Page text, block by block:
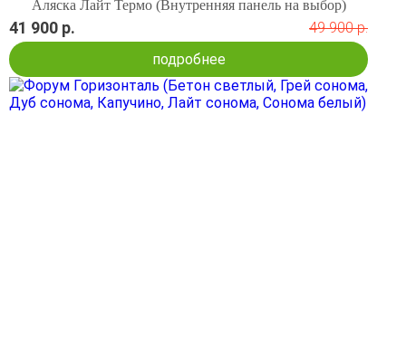
Аляска Лайт Термо (Внутренняя панель на выбор)
41 900 р.
49 900 р.
подробнее